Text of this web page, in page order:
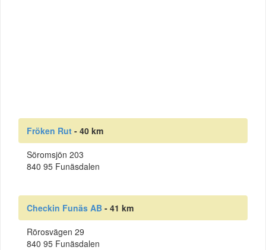
Fröken Rut - 40 km
Söromsjön 203
840 95 Funäsdalen
Checkin Funäs AB - 41 km
Rörosvägen 29
840 95 Funäsdalen